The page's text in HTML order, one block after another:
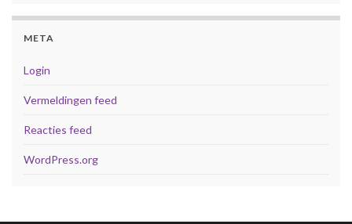
META
Login
Vermeldingen feed
Reacties feed
WordPress.org